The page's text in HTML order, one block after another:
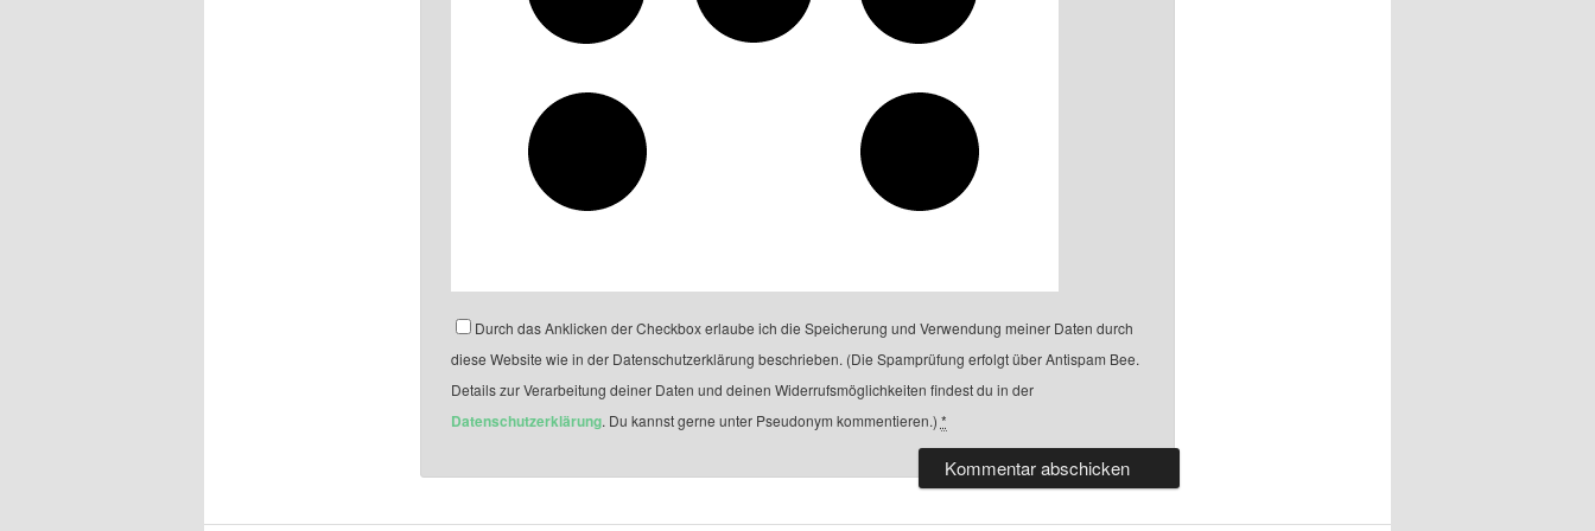
Durch das Anklicken der Checkbox erlaube ich die Speicherung und Verwendung meiner Daten durch
diese Website wie in der Datenschutzerklärung beschrieben. (Die Spamprüfung erfolgt über Antispam Bee.
Details zur Verarbeitung deiner Daten und deinen Widerrufsmöglichkeiten findest du in der
Datenschutzerklärung. Du kannst gerne unter Pseudonym kommentieren.) *